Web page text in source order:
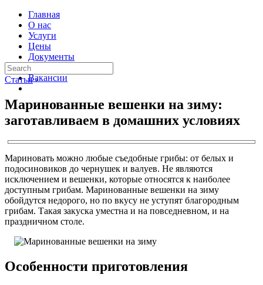
Главная
О нас
Услуги
Цены
Документы
Контакты
Вакансии
Статьи ›
Маринованные вешенки на зиму:
заготавливаем в домашних условиях
Мариновать можно любые съедобные грибы: от белых и
подосиновиков до чернушек и валуев. Не являются
исключением и вешенки, которые относятся к наиболее
доступным грибам. Маринованные вешенки на зиму
обойдутся недорого, но по вкусу не уступят благородным
грибам. Такая закуска уместна и на повседневном, и на
праздничном столе.
Особенности приготовления